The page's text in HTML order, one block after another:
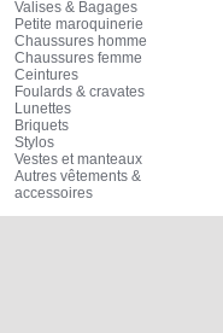
Valises & Bagages
Petite maroquinerie
Chaussures homme
Chaussures femme
Ceintures
Foulards & cravates
Lunettes
Briquets
Stylos
Vestes et manteaux
Autres vêtements &
accessoires